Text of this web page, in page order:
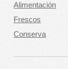
Alimentación
Frescos
Conserva